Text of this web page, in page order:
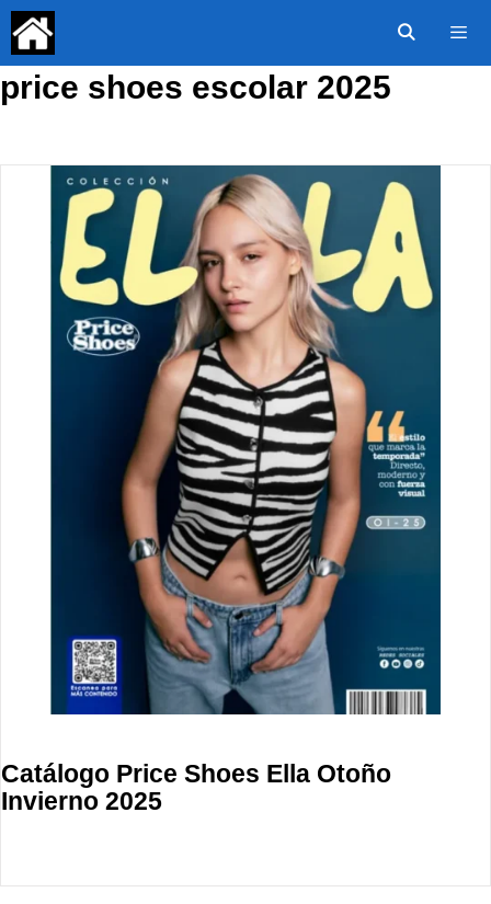
Saltar
contenido
price shoes escolar 2025
Catálogo Price Shoes Ella Otoño
Invierno 2025